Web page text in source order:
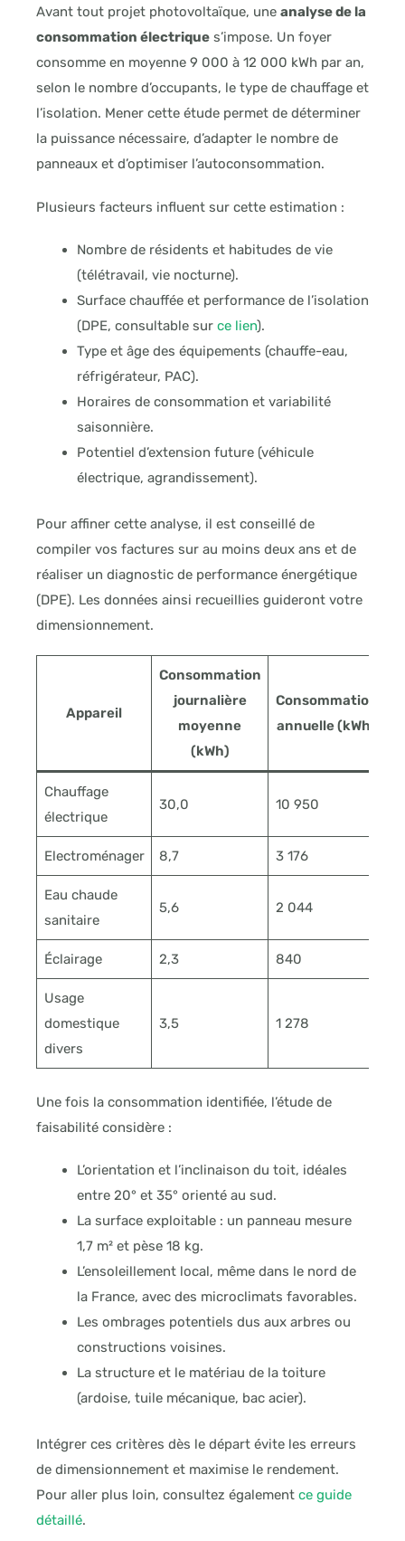
Avant tout projet photovoltaïque, une analyse de la
consommation électrique s’impose. Un foyer
consomme en moyenne 9 000 à 12 000 kWh par an,
selon le nombre d’occupants, le type de chauffage et
l’isolation. Mener cette étude permet de déterminer
la puissance nécessaire, d’adapter le nombre de
panneaux et d’optimiser l’autoconsommation.
Plusieurs facteurs influent sur cette estimation :
Nombre de résidents et habitudes de vie
(télétravail, vie nocturne).
Surface chauffée et performance de l’isolation
(DPE, consultable sur ce lien).
Type et âge des équipements (chauffe-eau,
réfrigérateur, PAC).
Horaires de consommation et variabilité
saisonnière.
Potentiel d’extension future (véhicule
électrique, agrandissement).
Pour affiner cette analyse, il est conseillé de
compiler vos factures sur au moins deux ans et de
réaliser un diagnostic de performance énergétique
(DPE). Les données ainsi recueillies guideront votre
dimensionnement.
Appareil
Consommation
journalière
moyenne
(kWh)
Consommation
annuelle (kWh)
Chauffage
électrique
30,0 10 950
Electroménager 8,7 3 176
Eau chaude
sanitaire
5,6 2 044
Éclairage 2,3 840
Usage
domestique
divers
3,5 1 278
Une fois la consommation identifiée, l’étude de
faisabilité considère :
L’orientation et l’inclinaison du toit, idéales
entre 20° et 35° orienté au sud.
La surface exploitable : un panneau mesure
1,7 m² et pèse 18 kg.
L’ensoleillement local, même dans le nord de
la France, avec des microclimats favorables.
Les ombrages potentiels dus aux arbres ou
constructions voisines.
La structure et le matériau de la toiture
(ardoise, tuile mécanique, bac acier).
Intégrer ces critères dès le départ évite les erreurs
de dimensionnement et maximise le rendement.
Pour aller plus loin, consultez également ce guide
détaillé.